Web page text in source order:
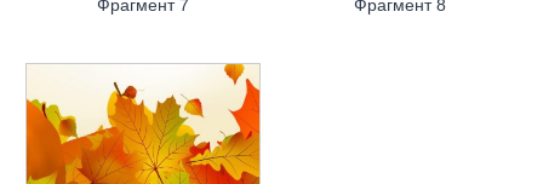
Фрагмент 7 Фрагмент 8